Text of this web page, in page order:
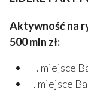
Aktywność na
500 mln zł:
III. miejsce
II. miejsce